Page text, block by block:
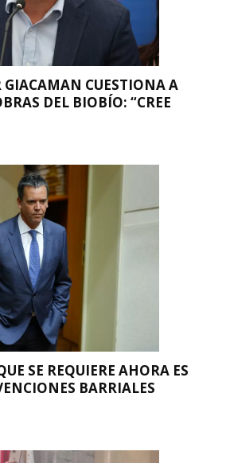
GIACAMAN CUESTIONA A
DEL BIOBÍO: “CREE
SE REQUIERE AHORA ES
BARRIALES